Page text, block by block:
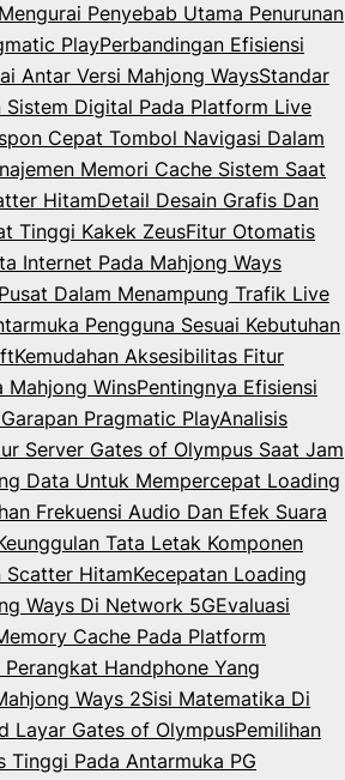
Mengurai Penyebab Utama Penurunan
PlayPerbandingan Efisiensi
Antar Versi Mahjong WaysStandar
Sistem Digital Pada Platform Live
Cepat Tombol Navigasi Dalam
Memori Cache Sistem Saat
HitamDetail Desain Grafis Dan
Tinggi Kakek ZeusFitur Otomatis
Internet Pada Mahjong Ways
Dalam Menampung Trafik Live
Pengguna Sesuai Kebutuhan
Kemudahan Aksesibilitas Fitur
Mahjong WinsPentingnya Efisiensi
Pragmatic PlayAnalisis
Server Gates of Olympus Saat Jam
Data Untuk Mempercepat Loading
Frekuensi Audio Dan Efek Suara
Tata Letak Komponen
Scatter HitamKecepatan Loading
Ways Di Network 5GEvaluasi
Cache Pada Platform
Perangkat Handphone Yang
Ways 2Sisi Matematika Di
Layar Gates of OlympusPemilihan
Tinggi Pada Antarmuka PG